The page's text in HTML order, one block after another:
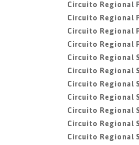
Circuito Regional
Circuito Regional
Circuito Regional
Circuito Regional
Circuito Regional
Circuito Regional
Circuito Regional
Circuito Regional
Circuito Regional
Circuito Regional
Circuito Regional